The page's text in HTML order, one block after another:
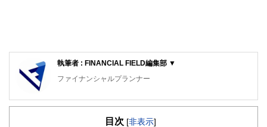
執筆者 : FINANCIAL FIELD編集部 ▼
ファイナンシャルプランナー
FinancialField編集部は、金融、経済に関する記事を、日々
知識がない方でも理解できるようわかりやすく発信していま
目次 [非表示]